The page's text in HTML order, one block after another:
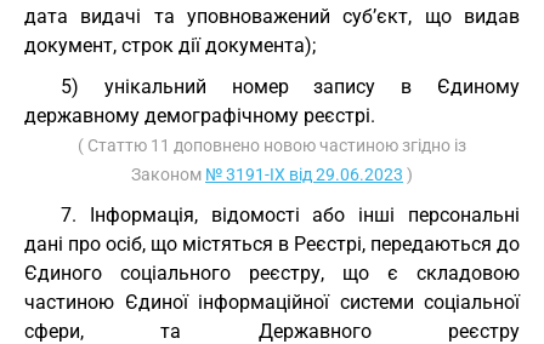
дата видачі та уповноважений суб’єкт, що видав
документ, строк дії документа);
5) унікальний номер запису в Єдиному
державному демографічному реєстрі.
( Статтю 11 доповнено новою частиною згідно із
Законом № 3191-IX від 29.06.2023 )
7. Інформація, відомості або інші персональні
дані про осіб, що містяться в Реєстрі, передаються до
Єдиного соціального реєстру, що є складовою
частиною Єдиної інформаційної системи соціальної
сфери, та Державного реєстру